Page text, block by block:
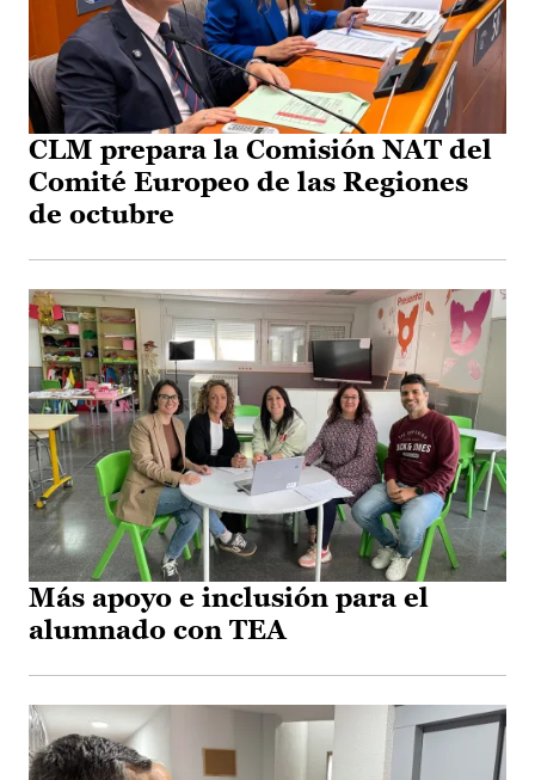
CLM prepara la Comisión NAT del
Comité Europeo de las Regiones
de octubre
Más apoyo e inclusión para el
alumnado con TEA